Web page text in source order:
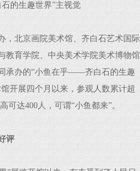
的生趣世界”主视觉
北京画院美术馆、齐白石艺术国际
教育学院、中央美术学院美术博物馆
承办的“小鱼在乎——齐白石的生趣
开展四个月以来，参观人数累计超
可达400人，可谓“小鱼都来”。
评